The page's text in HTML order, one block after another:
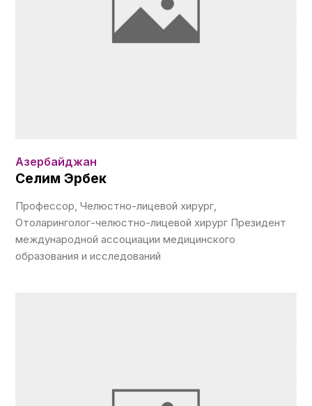
Азербайджан
Селим Эрбек
Профессор, Челюстно-лицевой хирург,
Отоларинголог-челюстно-лицевой хирург Президент
международной ассоциации медицинского
образования и исследований